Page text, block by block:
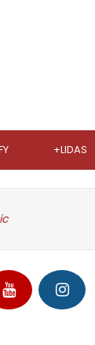
+LIDAS